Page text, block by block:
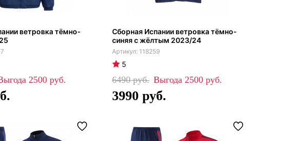
ветровка тёмно-
2500
Сборная Испании ветровка тёмно-
синяя с жёлтым 2023/24
118259
5
6490 2500
3990